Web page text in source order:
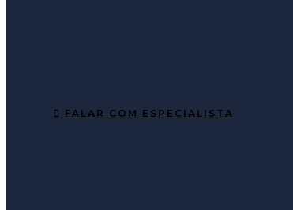
FALAR COM ESPECIALISTA